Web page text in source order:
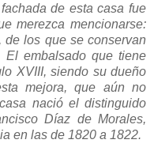
de esta casa fue
merezca mencionarse:
de los que se conservan
El embalsado que tiene
XVIII, siendo su dueño
mejora, que aún no
nació el distinguido
Díaz de Morales,
en las de 1820 a 1822.